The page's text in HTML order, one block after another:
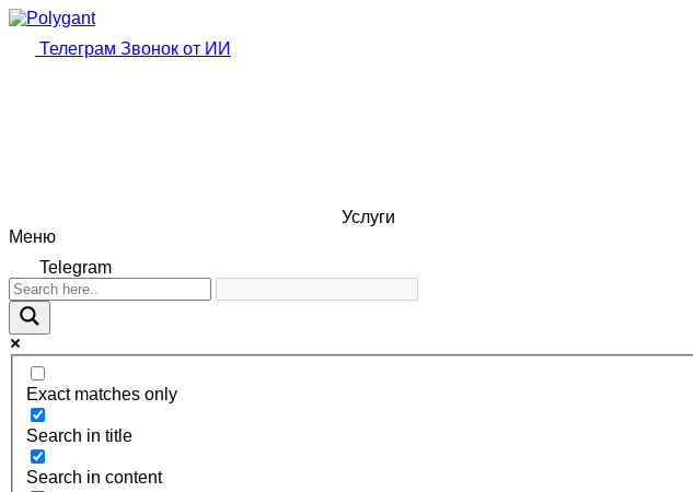
Телеграм Звонок от ИИ
Услуги
Меню
Telegram
Exact matches only
Search in title
Search in content